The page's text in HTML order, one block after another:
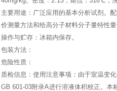
主要用途：广泛应用的基本分析试剂。
价测量方法和给高分子材料分子量特性量
操作与贮存：冰箱内保存。
包装方法：
危险性质：
质检信息：使用注意事项：由于室温变
GB 601-03附录A进行溶液体积校正。本